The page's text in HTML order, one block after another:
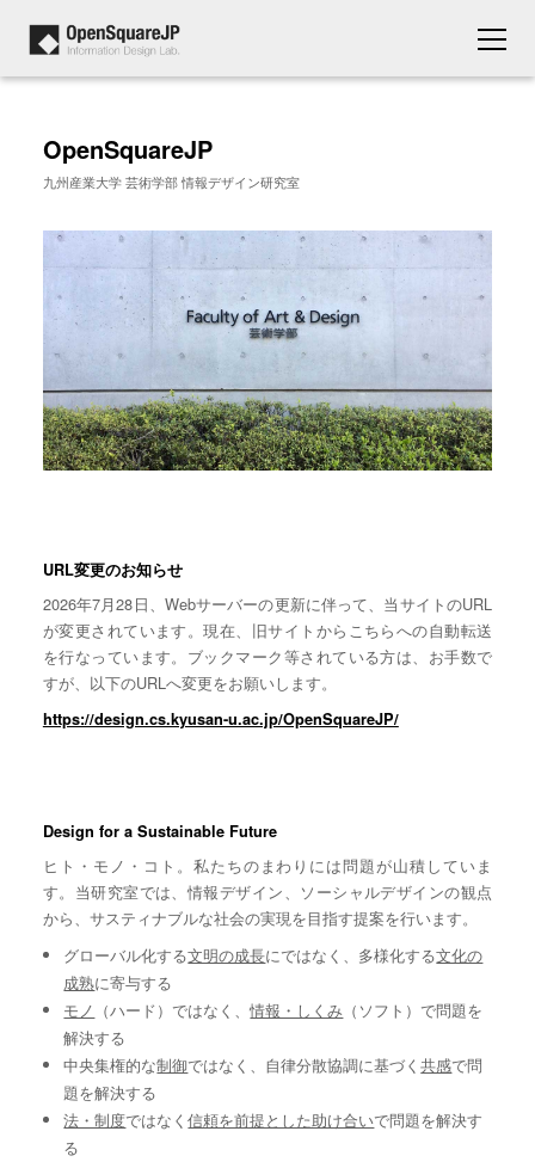
OpenSquareJP
九州産業大学 芸術学部 情報デザイン研究室
URL変更のお知らせ
2026年7月28日、Webサーバーの更新に伴って、当サイトのURL
が変更されています。現在、旧サイトからこちらへの自動転送
を行なっています。ブックマーク等されている方は、お手数で
すが、以下のURLへ変更をお願いします。
https://design.cs.kyusan-u.ac.jp/OpenSquareJP/
Design for a Sustainable Future
ヒト・モノ・コト。私たちのまわりには問題が山積していま
す。当研究室では、情報デザイン、ソーシャルデザインの観点
から、サスティナブルな社会の実現を目指す提案を行います。
グローバル化する文明の成長にではなく、多様化する文化の
成熟に寄与する
モノ （ハード）ではなく、情報・しくみ （ソフト）で問題を
解決する
中央集権的な制御ではなく、自律分散協調に基づく共感で問
題を解決する
法・制度ではなく信頼を前提とした助け合いで問題を解決す
る